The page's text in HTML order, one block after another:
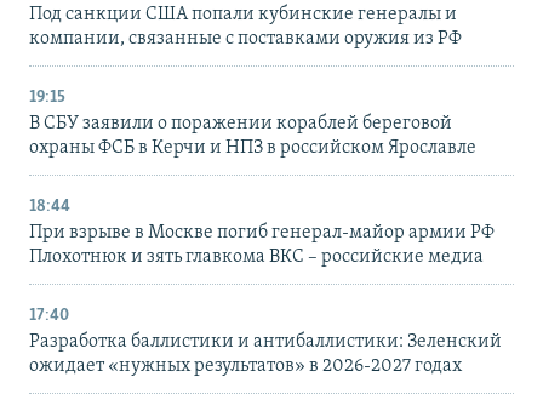
Под санкции США попали кубинские генералы и
компании, связанные с поставками оружия из РФ
19:15
В СБУ заявили о поражении кораблей береговой
охраны ФСБ в Керчи и НПЗ в российском Ярославле
18:44
При взрыве в Москве погиб генерал-майор армии РФ
Плохотнюк и зять главкома ВКС – российские медиа
17:40
Разработка баллистики и антибаллистики: Зеленский
ожидает «нужных результатов» в 2026-2027 годах